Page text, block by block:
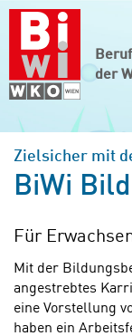
Zum Hauptinhalt
Zur Navigation
Zum Footer springen
der
Zielsicher mit
BiWi
Für
Mit der
angestrebtes
eine Vorstellung
haben ein